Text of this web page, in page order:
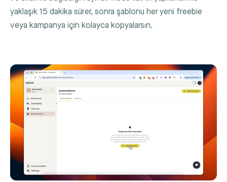
yaklaşık 15 dakika sürer, sonra şablonu her yeni freebie
veya kampanya için kolayca kopyalarsın.